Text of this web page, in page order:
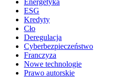
Energetyka
ESG
Kredyty
Cło
Deregulacja
Cyberbezpieczeństwo
Franczyza
Nowe technologie
Prawo autorskie